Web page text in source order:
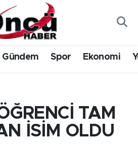
Gündem Spor Ekonomi
TAM
İSİM OLDU
Eczaneler
Haritası